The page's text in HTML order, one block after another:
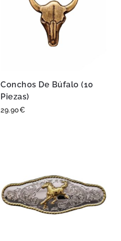
Conchos De Búfalo (10
Piezas)
29.90€